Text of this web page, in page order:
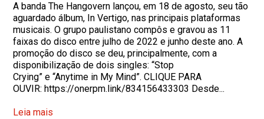
A banda The Hangovern lançou, em 18 de agosto, seu tão
aguardado álbum, In Vertigo, nas principais plataformas
musicais. O grupo paulistano compôs e gravou as 11
faixas do disco entre julho de 2022 e junho deste ano. A
promoção do disco se deu, principalmente, com a
disponibilização de dois singles: “Stop
Crying” e “Anytime in My Mind”. CLIQUE PARA
OUVIR: https://onerpm.link/834156433303 Desde...
Leia mais